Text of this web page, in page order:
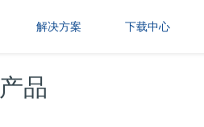
解决方案 下载中心
产品